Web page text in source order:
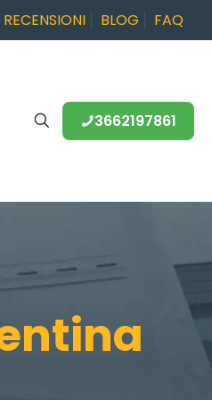
RECENSIONI BLOG FAQ
3662197861